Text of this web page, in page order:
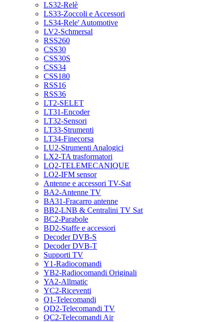
LS32-Relè
LS33-Zoccoli e Accessori
LS34-Rele' Automotive
LV2-Schmersal
RSS260
CSS30
CSS30S
CSS34
CSS180
RSS16
RSS36
LT2-SELET
LT31-Encoder
LT32-Sensori
LT33-Strumenti
LT34-Finecorsa
LU2-Strumenti Analogici
LX2-TA trasformatori
LQ2-TELEMECANIQUE
LO2-IFM sensor
Antenne e accessori TV-Sat
BA2-Antenne TV
BA31-Fracarro antenne
BB2-LNB & Centralini TV Sat
BC2-Parabole
BD2-Staffe e accessori
Decoder DVB-S
Decoder DVB-T
Supporti TV
Y1-Radiocomandi
YB2-Radiocomandi Originali
YA2-Allmatic
YC2-Riceventi
Q1-Telecomandi
QD2-Telecomandi TV
QC2-Telecomandi Air